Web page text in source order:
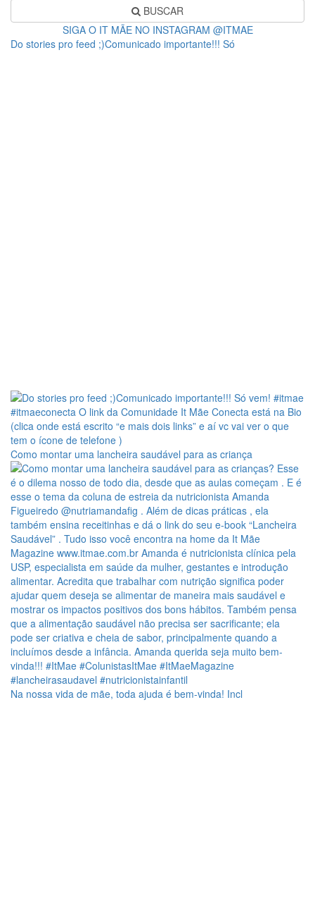
BUSCAR
SIGA O IT MÃE NO INSTAGRAM @ITMAE
Do stories pro feed ;)Comunicado importante!!! Só
Como montar uma lancheira saudável para as criança
Na nossa vida de mãe, toda ajuda é bem-vinda! Incl